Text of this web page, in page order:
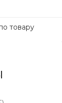
товару